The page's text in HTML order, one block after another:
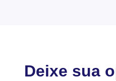
Deixe sua